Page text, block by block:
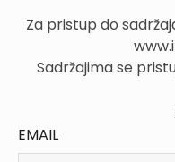
Za pristup do
Sadržajima se
EMAIL